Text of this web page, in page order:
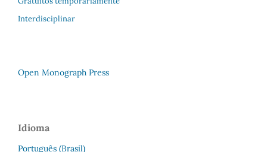
Interdisciplinar
Open Monograph Press
Idioma
Português (Brasil)